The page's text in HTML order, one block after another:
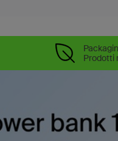
Prodotti